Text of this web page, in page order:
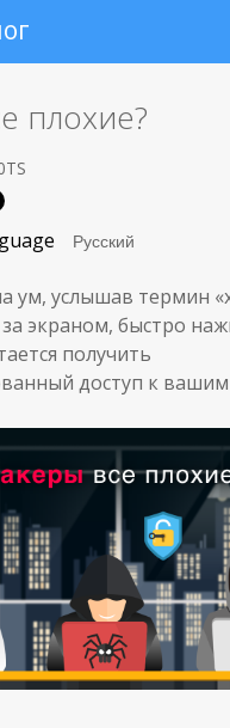
плохие?
ум, услышав термин
экраном, быстро
получить
доступ к вашим